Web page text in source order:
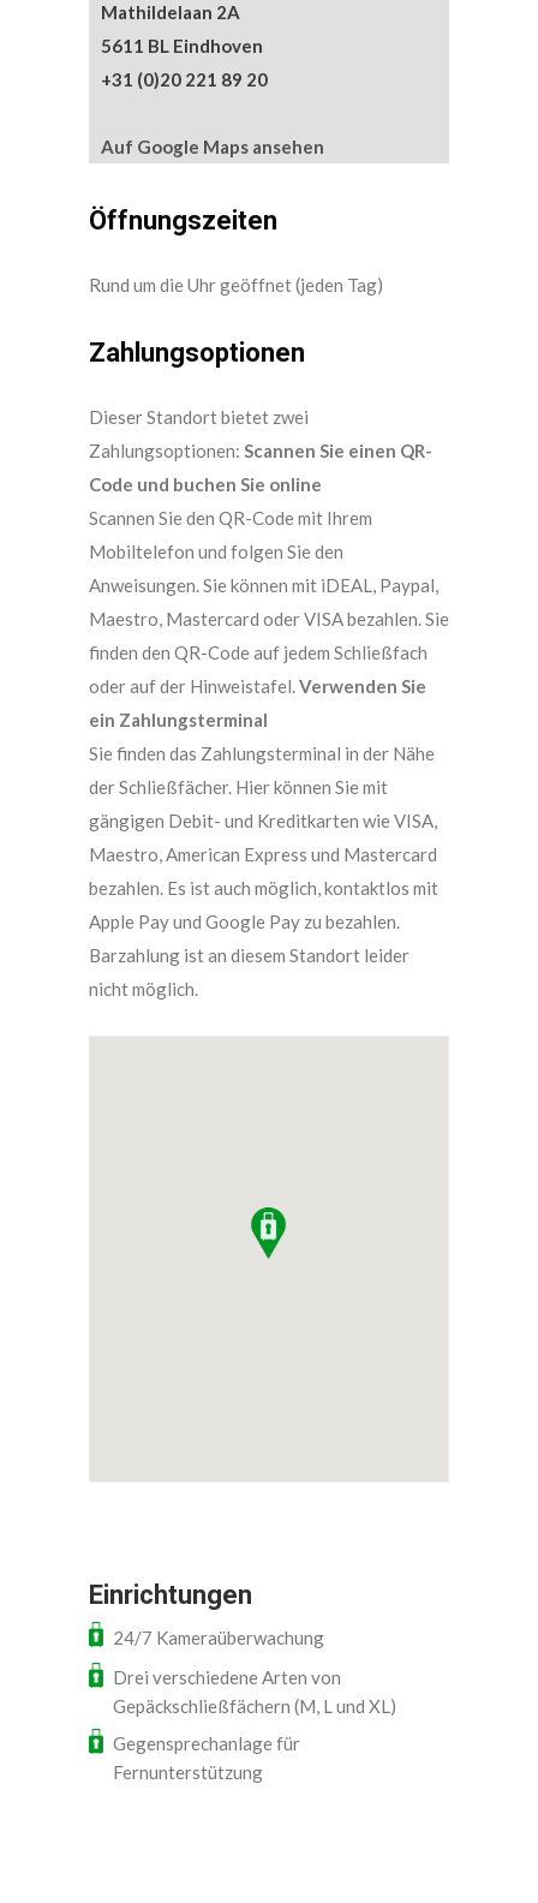
Mathildelaan 2A
5611 BL Eindhoven
+31 (0)20 221 89 20
Auf Google Maps ansehen
Öffnungszeiten
Rund um die Uhr geöffnet (jeden Tag)
Zahlungsoptionen
Dieser Standort bietet zwei
Zahlungsoptionen: Scannen Sie einen QR-
Code und buchen Sie online
Scannen Sie den QR-Code mit Ihrem
Mobiltelefon und folgen Sie den
Anweisungen. Sie können mit iDEAL, Paypal,
Maestro, Mastercard oder VISA bezahlen. Sie
finden den QR-Code auf jedem Schließfach
oder auf der Hinweistafel.Verwenden Sie
ein Zahlungsterminal
Sie finden das Zahlungsterminal in der Nähe
der Schließfächer. Hier können Sie mit
gängigen Debit- und Kreditkarten wie VISA,
Maestro, American Express und Mastercard
bezahlen. Es ist auch möglich, kontaktlos mit
Apple Pay und Google Pay zu bezahlen.
Barzahlung ist an diesem Standort leider
nicht möglich.
Einrichtungen
24/7 Kameraüberwachung
Drei verschiedene Arten von
Gepäckschließfächern (M, L und XL)
Gegensprechanlage für
Fernunterstützung